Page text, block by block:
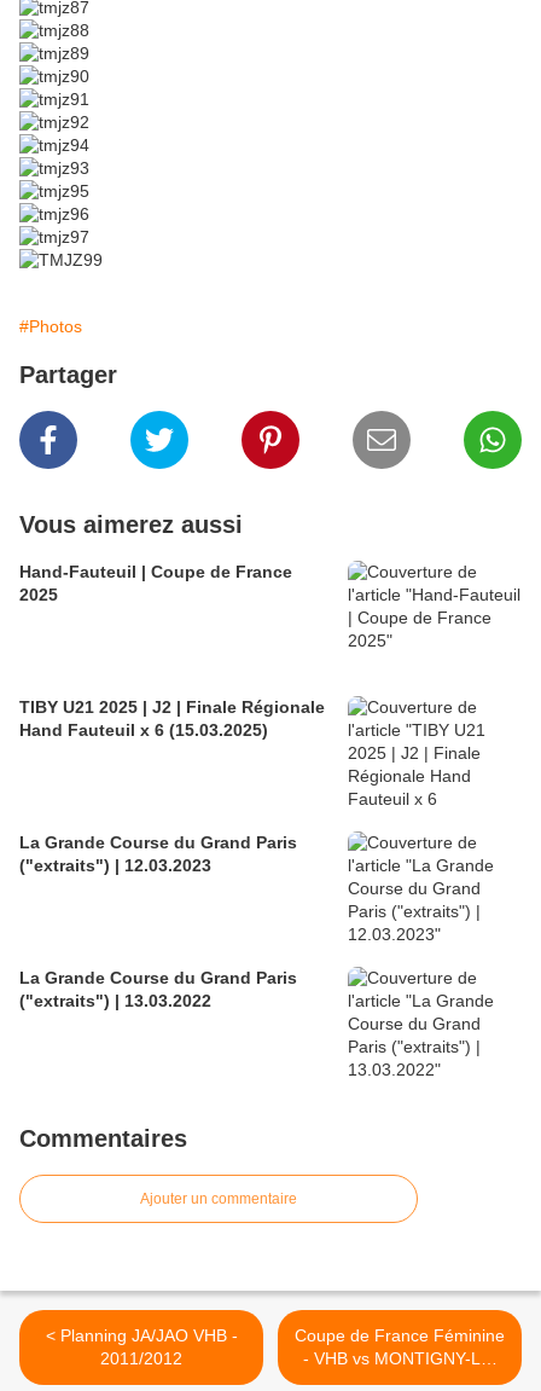
#Photos
Partager
Vous aimerez aussi
Hand-Fauteuil | Coupe de France
2025
TIBY U21 2025 | J2 | Finale Régionale
Hand Fauteuil x 6 (15.03.2025)
La Grande Course du Grand Paris
("extraits") | 12.03.2023
La Grande Course du Grand Paris
("extraits") | 13.03.2022
Commentaires
Ajouter un commentaire
< Planning JA/JAO VHB -
2011/2012
Coupe de France Féminine
- VHB vs MONTIGNY-LE-
BX (10.09.2011) >